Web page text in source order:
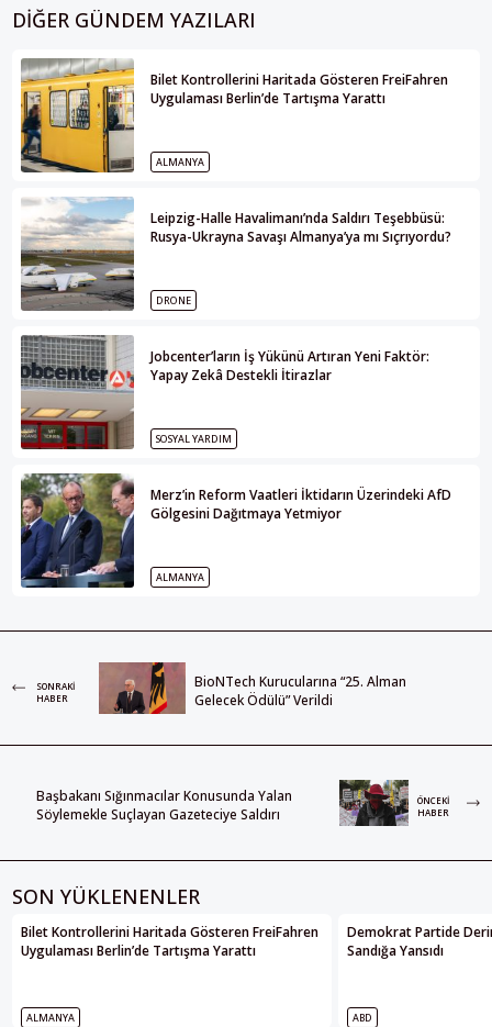
DIĞER GÜNDEM YAZILARI
Bilet Kontrollerini Haritada Gösteren FreiFahren
Uygulaması Berlin’de Tartışma Yarattı
ALMANYA
Leipzig-Halle Havalimanı’nda Saldırı Teşebbüsü:
Rusya-Ukrayna Savaşı Almanya’ya mı Sıçrıyordu?
DRONE
Jobcenter’ların İş Yükünü Artıran Yeni Faktör:
Yapay Zekâ Destekli İtirazlar
SOSYAL YARDIM
Merz’in Reform Vaatleri İktidarın Üzerindeki AfD
Gölgesini Dağıtmaya Yetmiyor
ALMANYA
SONRAKI
HABER
BioNTech Kurucularına “25. Alman
Gelecek Ödülü” Verildi
Başbakanı Sığınmacılar Konusunda Yalan
Söylemekle Suçlayan Gazeteciye Saldırı
ÖNCEKI
HABER
SON YÜKLENENLER
Bilet Kontrollerini Haritada Gösteren FreiFahren
Uygulaması Berlin’de Tartışma Yarattı
ALMANYA
Demokrat Partide
Sandığa Yansıdı
ABD